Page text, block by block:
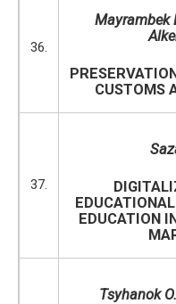
36.
Mayrambek
CUSTOMS
37.
EDUCATION
Tsyhanok